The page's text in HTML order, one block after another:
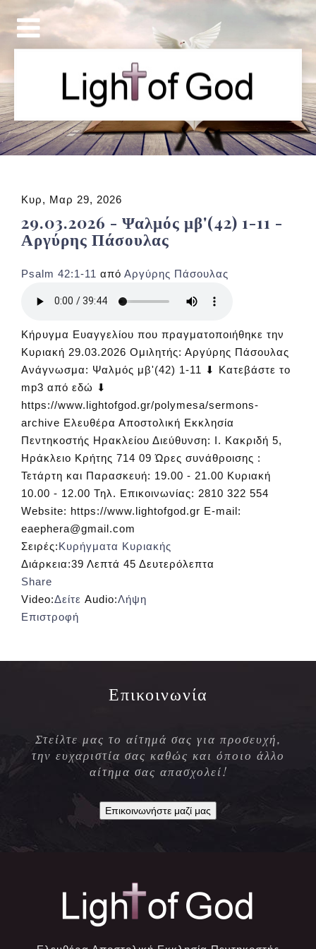
Κυρ, Μαρ 29, 2026
29.03.2026 - Ψαλμός μβ'(42) 1-11 -
Αργύρης Πάσουλας
Psalm 42:1-11 από Αργύρης Πάσουλας
Κήρυγμα Ευαγγελίου που πραγματοποιήθηκε την
Κυριακή 29.03.2026 Ομιλητής: Αργύρης Πάσουλας
Ανάγνωσμα: Ψαλμός μβ'(42) 1-11 ⬇ Κατεβάστε το
mp3 από εδώ ⬇
https://www.lightofgod.gr/polymesa/sermons-
archive Ελευθέρα Αποστολική Εκκλησία
Πεντηκοστής Ηρακλείου Διεύθυνση: Ι. Κακριδή 5,
Ηράκλειο Κρήτης 714 09 Ώρες συνάθροισης :
Τετάρτη και Παρασκευή: 19.00 - 21.00 Κυριακή
10.00 - 12.00 Τηλ. Επικοινωνίας: 2810 322 554
Website: https://www.lightofgod.gr E-mail:
eaephera@gmail.com
Σειρές:Κυρήγματα Κυριακής
Διάρκεια:39 Λεπτά 45 Δευτερόλεπτα
Share
Video:Δείτε Audio:Λήψη
Επιστροφή
Επικοινωνία
Στείλτε μας το αίτημά σας για προσευχή,
την ευχαριστία σας καθώς και όποιο άλλο
αίτημα σας απασχολεί!
Επικοινωνήστε μαζί μας